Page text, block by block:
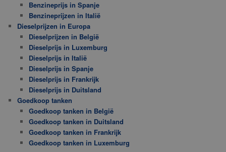
Benzineprijs in Spanje
Benzineprijzen in Italië
Dieselprijzen in Europa
Dieselprijzen in België
Dieselprijs in Luxemburg
Dieselprijs in Italië
Dieselprijs in Spanje
Dieselprijs in Frankrijk
Dieselprijs in Duitsland
Goedkoop tanken
Goedkoop tanken in België
Goedkoop tanken in Duitsland
Goedkoop tanken in Frankrijk
Goedkoop tanken in Luxemburg